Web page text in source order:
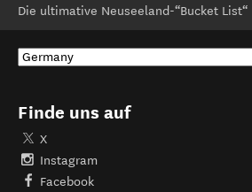
Die ultimative Neuseeland-“Bucket List“
Finde uns auf
X
Instagram
Facebook